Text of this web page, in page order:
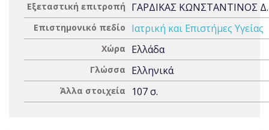
Εξεταστική επιτροπή ΓΑΡΔΙΚΑΣ ΚΩΝΣΤΑΝΤΙΝΟΣ Δ.
Επιστημονικό πεδίο Ιατρική και Επιστήμες Υγείας
Χώρα Ελλάδα
Γλώσσα Ελληνικά
Άλλα στοιχεία 107 σ.